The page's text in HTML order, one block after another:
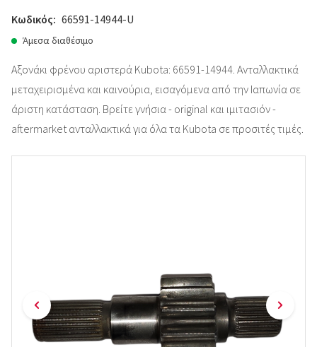
Κωδικός: 66591-14944-U
Άμεσα διαθέσιμο
Αξονάκι φρένου αριστερά Kubota: 66591-14944. Ανταλλακτικά
μεταχειρισμένα και καινούρια, εισαγόμενα από την Ιαπωνία σε
άριστη κατάσταση. Βρείτε γνήσια - original και ιμιτασιόν -
aftermarket ανταλλακτικά για όλα τα Kubota σε προσιτές τιμές.